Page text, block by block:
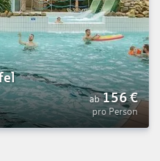
ab 156€
pro Person